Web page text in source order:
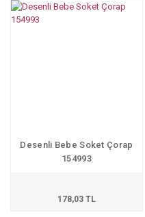
Desenli Bebe Soket Çorap
154993
178,03 TL